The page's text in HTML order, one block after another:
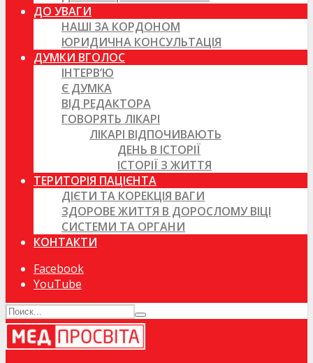
ДО УВАГИ
НАШІ ЗА КОРДОНОМ
ЮРИДИЧНА КОНСУЛЬТАЦІЯ
ДУМКИ ВГОЛОС
ІНТЕРВ’Ю
Є ДУМКА
ВІД РЕДАКТОРА
ГОВОРЯТЬ ЛІКАРІ
ЛІКАРІ ВІДПОЧИВАЮТЬ
ДЕНЬ В ІСТОРІЇ
ІСТОРІЇ З ЖИТТЯ
ТЕРИТОРІЯ ПАЦІЄНТА
ДІЄТИ ТА КОРЕКЦІЯ ВАГИ
ЗДОРОВЕ ЖИТТЯ В ДОРОСЛОМУ ВІЦІ
СИСТЕМИ ТА ОРГАНИ
КОНТАКТИ
Facebook
YouTube